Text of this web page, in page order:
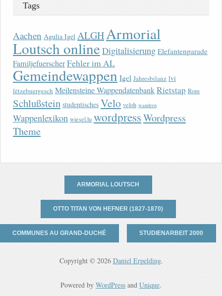
Tags
Aachen Agulia Igel ALGHArmorial
Loutsch onlineDigitalisierung Elefantenparade
FamiljefuerscherFehler im AL
Gemeindewappen Igel Jahresbilanz lvi
lëtzebuergesch Meilensteine WappendatenbankRietstap Rom
Schlußstein studentisches Velo veloh wandern
Wappenlexikon wiesel.lu wordpressWordpress
Theme
ARMORIAL LOUTSCH
OTTO TITAN VON HEFNER (1827-1870)
COMMUNES AU GRAND-DUCHÉ STUDIENARBEIT 2000
Copyright © 2026 Daniel Erpelding.
Powered by WordPress and Unique.